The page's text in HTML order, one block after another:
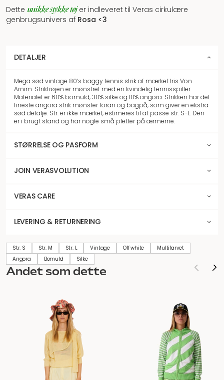
Dette unikke stykke tøjer indleveret til Veras cirkulære
genbrugsunivers af Rosa <3
DETALJER
Mega sød vintage 80’s baggy tennis strik af mærket Iris Von
Arnim. Striktrøjen er mønstret med en kvindelig tennisspiller.
Materialet er 60% bomuld, 30% silke og 10% angora. Strikken har det
fineste angora strik mønster foran og bagpå, som giver en ekstra
sød detalje. Str. er ikke mærket, estimeres til at passe str. S-L. Den
er i brugt stand og har nogle små pletter på ærmerne.
STØRRELSE OG PASFORM
JOIN VERASVOLUTION
VERAS CARE
LEVERING & RETURNERING
Str. S Str. M Str. L Vintage Off white
Multifarvet
Angora
Bomuld Silke
Andet som dette